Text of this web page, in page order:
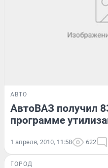
АВТО
АвтоВАЗ получил
программе
1 апреля, 2010, 11:58 622
ГОРОД